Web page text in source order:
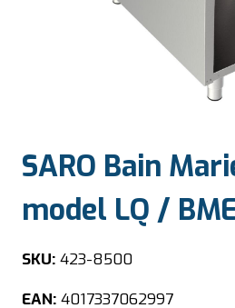
SARO Bain
model LQ /
SKU: 423-8500
EAN: 4017337062997